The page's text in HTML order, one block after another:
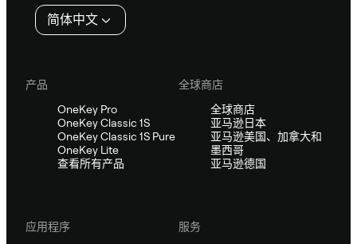
简体中文
产品
OneKey Pro
OneKey Classic 1S
OneKey Classic 1S Pure
OneKey Lite
查看所有产品
全球商店
全球商店
亚马逊日本
亚马逊美国、加拿大和
墨西哥
亚马逊德国
应用程序
服务